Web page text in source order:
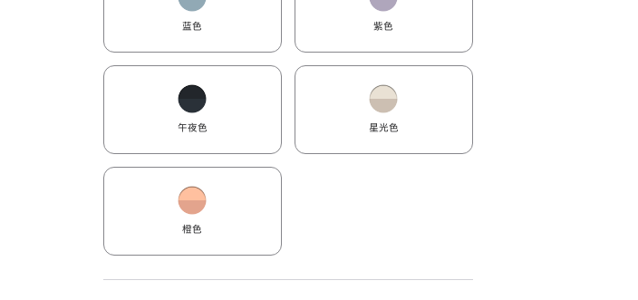
蓝色 紫色
午夜色 星光色
橙色